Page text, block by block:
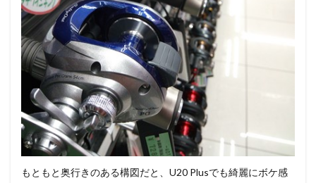
もともと奥行きのある構図だと、U20 Plusでも綺麗にボケ感